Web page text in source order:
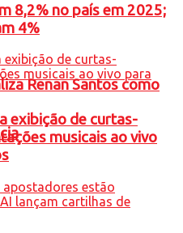
Renan Santos como
8,2% no país em 2025;
4%
exibição de curtas-
musicais ao vivo